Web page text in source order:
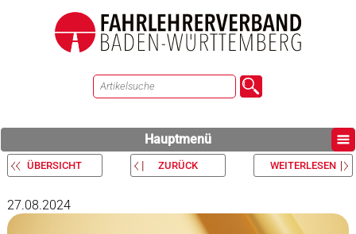
Hauptmenü
ÜBERSICHT ZURÜCK WEITERLESEN
27.08.2024